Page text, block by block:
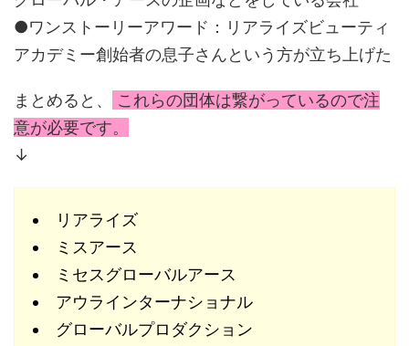
●ワンストーリーアワード：リアライズビューティ
アカデミー創始者の息子さんという方が立ち上げた
まとめると、
これらの団体は繋がっているので注
意が必要です。
↓
リアライズ
ミスアース
ミセスグローバルアース
アウラインターナショナル
グローバルプロダクション